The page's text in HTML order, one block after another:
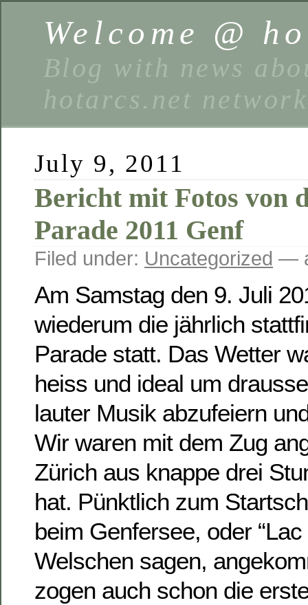
Welcome @
Blog with news
hotarcs.net network
July 9, 2011
Bericht mit Fotos von
Parade 2011 Genf
Filed under: Uncategorized —
Am Samstag den 9. Juli
wiederum die jährlich
Parade statt. Das Wetter
heiss und ideal um
lauter Musik abzufeiern
Wir waren mit dem Zug
Zürich aus knappe drei
hat. Pünktlich zum
beim Genfersee, oder
Welschen sagen,
zogen auch schon die